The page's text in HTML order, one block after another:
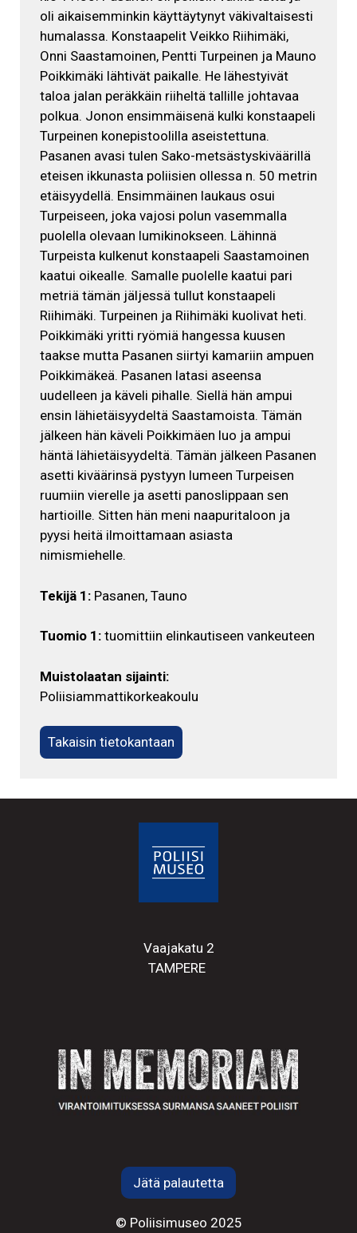
oli aikaisemminkin käyttäytynyt väkivaltaisesti
humalassa. Konstaapelit Veikko Riihimäki,
Onni Saastamoinen, Pentti Turpeinen ja Mauno
Poikkimäki lähtivät paikalle. He lähestyivät
taloa jalan peräkkäin riiheltä tallille johtavaa
polkua. Jonon ensimmäisenä kulki konstaapeli
Turpeinen konepistoolilla aseistettuna.
Pasanen avasi tulen Sako-metsästyskiväärillä
eteisen ikkunasta poliisien ollessa n. 50 metrin
etäisyydellä. Ensimmäinen laukaus osui
Turpeiseen, joka vajosi polun vasemmalla
puolella olevaan lumikinokseen. Lähinnä
Turpeista kulkenut konstaapeli Saastamoinen
kaatui oikealle. Samalle puolelle kaatui pari
metriä tämän jäljessä tullut konstaapeli
Riihimäki. Turpeinen ja Riihimäki kuolivat heti.
Poikkimäki yritti ryömiä hangessa kuusen
taakse mutta Pasanen siirtyi kamariin ampuen
Poikkimäkeä. Pasanen latasi aseensa
uudelleen ja käveli pihalle. Siellä hän ampui
ensin lähietäisyydeltä Saastamoista. Tämän
jälkeen hän käveli Poikkimäen luo ja ampui
häntä lähietäisyydeltä. Tämän jälkeen Pasanen
asetti kiväärinsä pystyyn lumeen Turpeisen
ruumiin vierelle ja asetti panoslippaan sen
hartioille. Sitten hän meni naapuritaloon ja
pyysi heitä ilmoittamaan asiasta
nimismiehelle.
Tekijä 1: Pasanen, Tauno
Tuomio 1: tuomittiin elinkautiseen vankeuteen
Muistolaatan sijainti:
Poliisiammattikorkeakoulu
Takaisin tietokantaan
Vaajakatu 2
TAMPERE
Jätä palautetta
© Poliisimuseo 2025